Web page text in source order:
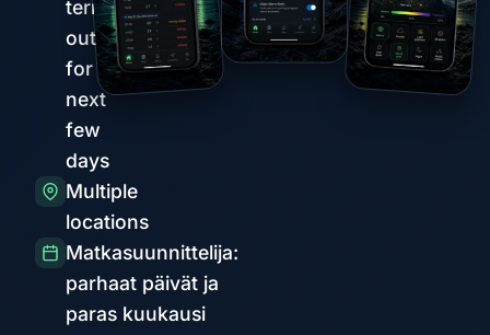
term
outlook
for the
next
few
days
Multiple
locations
Matkasuunnittelija:
parhaat päivät ja
paras kuukausi